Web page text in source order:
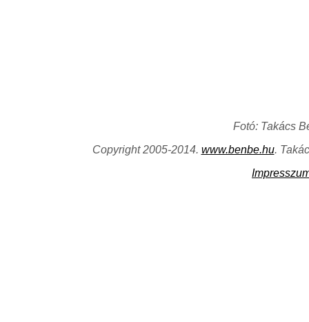
Fotó: Takács
Copyright 2005-2014. www.benbe.hu.